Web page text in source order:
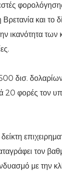
και το
ικανότητα
δισ.
20 φορές τον
τον
με την